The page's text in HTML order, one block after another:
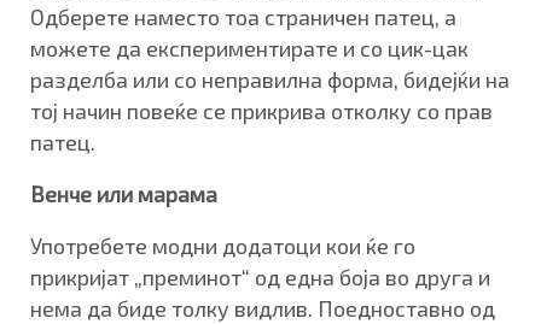
Одберете наместо тоа страничен патец, а
можете да експериментирате и со цик-цак
разделба или со неправилна форма, бидејќи на
тој начин повеќе се прикрива отколку со прав
патец.
Венче или марама
Употребете модни додатоци кои ќе го
прикријат „преминот“ од една боја во друга и
нема да биде толку видлив. Поедноставно од